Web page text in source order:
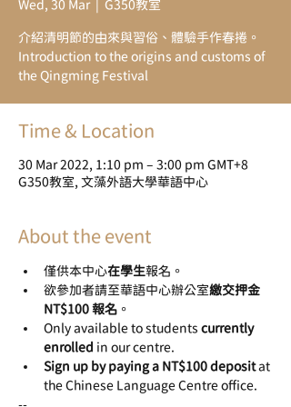
Wed, 30 Mar
  |
G350教室
介紹清明節的由來與習俗、體驗手作春捲。
Introduction to the origins and customs of
the Qingming Festival
Time & Location
30 Mar 2022, 1:10 pm – 3:00 pm GMT+8
G350教室, 文藻外語大學華語中心
About the event
僅供本中心在學生報名。
欲參加者請至華語中心辦公室繳交押金
NT$100 報名 。
Only available to students currently
enrolled in our centre.
Sign up by paying a NT$100 deposit at
the Chinese Language Centre office.
--